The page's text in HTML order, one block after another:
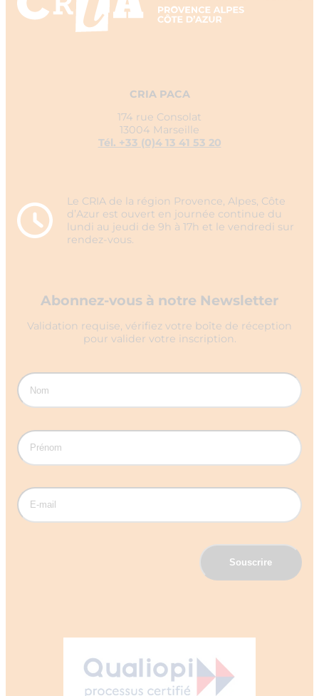
CRIA PACA
174 rue Consolat
13004 Marseille
Tél. +33 (0)4 13 41 53 20
Le CRIA de la région Provence, Alpes, Côte
d’Azur est ouvert en journée continue du
lundi au jeudi de 9h à 17h et le vendredi sur
rendez-vous.
Abonnez-vous à notre Newsletter
Validation requise, vérifiez votre boîte de réception
pour valider votre inscription.